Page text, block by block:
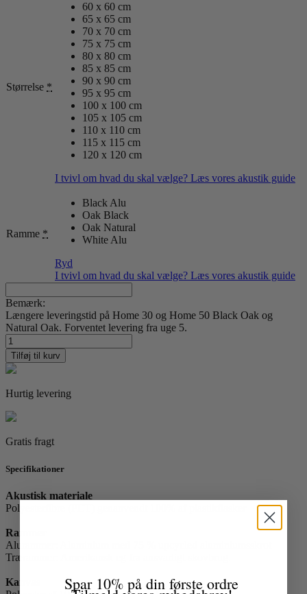
Størrelse *
60 x 60 cm
65 x 65 cm
70 x 70 cm
75 x 75 cm
80 x 80 cm
85 x 85 cm
90 x 90 cm
95 x 95 cm
100 x 100 cm
105 x 105 cm
110 x 110 cm
115 x 115 cm
120 x 120 cm
I tvivl om hvad du skal vælge? Læs vores akustik guide
Ramme *
Black Alu
Oak Black
Oak Natural
White Alu
Ryd
I tvivl om hvad du skal vælge? Læs vores akustik guide
Bemærk:
Længere leveringstid på Home 30 og Home 50 Black Oak og
Natural Oak. Forventet levering fra uge 5.
Iceland
13
antal
Tilføj til kurv
Hurtig levering
Gratis fragt
Specifikationer
Akustisk materiale
Polyesterfibre (PET) genanvendt 100% af plastikflasker
Rammer
Alurammer: Aluminium med 75 % upcycled aluminiumsskrot
Trærammer: Amerikansk eg fra ansvarligt skovbrug.
Kanvas
Spar 10% på din første ordre